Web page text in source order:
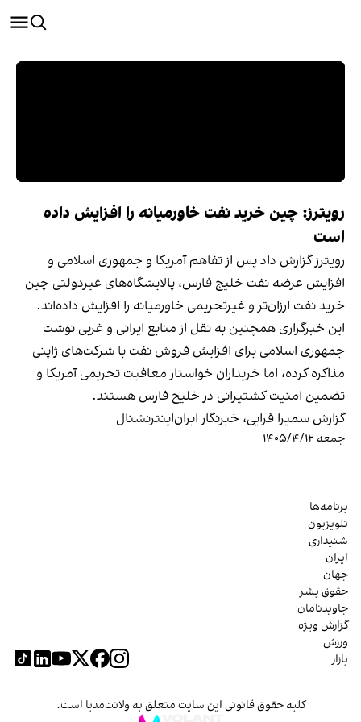
رویترز: چین خرید نفت خاورمیانه را افزایش داده
است
رویترز گزارش داد پس از تفاهم آمریکا و جمهوری اسلامی و
افزایش عرضه نفت خلیج فارس، پالایشگاه‌های غیردولتی چین
خرید نفت ارزان‌تر و غیرتحریمی خاورمیانه را افزایش داده‌اند.
این خبرگزاری همچنین به نقل از منابع ایرانی و غربی نوشت
جمهوری اسلامی برای افزایش فروش نفت با شرکت‌های ژاپنی
مذاکره کرده، اما خریداران خواستار معافیت تحریمی آمریکا و
تضمین امنیت کشتیرانی در خلیج فارس هستند.
گزارش سمیرا قرایی، خبرنگار ایران‌اینترنشنال
جمعه ۱۴۰۵/۴/۱۲
برنامه‌ها
تلویزیون
شنیداری
ایران
جهان
حقوق بشر
جاویدنامان
گزارش ویژه
ورزش
بازار
کلیه حقوق قانونی این سایت متعلق به ولانت‌مدیا است.